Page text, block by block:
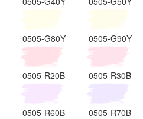
0505-G80Y 0505-G90Y
0505-R20B 0505-R30B
0505-R60B 0505-R70B